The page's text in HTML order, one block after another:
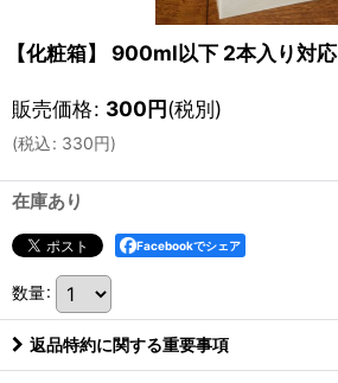
【化粧箱】 900ml以下 2本入り対応
販売価格: 300円(税別)
(税込: 330円)
在庫あり
Facebookでシェア
数量:
返品特約に関する重要事項